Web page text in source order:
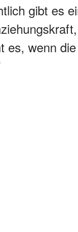
gibt es
es, wenn